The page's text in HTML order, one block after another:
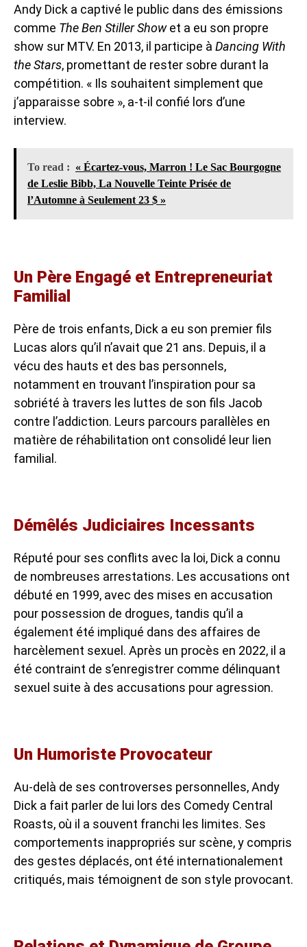
Andy Dick a captivé le public dans des émissions
comme The Ben Stiller Showet a eu son propre
show sur MTV. En 2013, il participe à Dancing With
the Stars, promettant de rester sobre durant la
compétition. « Ils souhaitent simplement que
j’apparaisse sobre », a-t-il confié lors d’une
interview.
To read : « Écartez-vous, Marron ! Le Sac Bourgogne
de Leslie Bibb, La Nouvelle Teinte Prisée de
l’Automne à Seulement 23 $ »
Un Père Engagé et Entrepreneuriat
Familial
Père de trois enfants, Dick a eu son premier fils
Lucas alors qu’il n’avait que 21 ans. Depuis, il a
vécu des hauts et des bas personnels,
notamment en trouvant l’inspiration pour sa
sobriété à travers les luttes de son fils Jacob
contre l’addiction. Leurs parcours parallèles en
matière de réhabilitation ont consolidé leur lien
familial.
Démêlés Judiciaires Incessants
Réputé pour ses conflits avec la loi, Dick a connu
de nombreuses arrestations. Les accusations ont
débuté en 1999, avec des mises en accusation
pour possession de drogues, tandis qu’il a
également été impliqué dans des affaires de
harcèlement sexuel. Après un procès en 2022, il a
été contraint de s’enregistrer comme délinquant
sexuel suite à des accusations pour agression.
Un Humoriste Provocateur
Au-delà de ses controverses personnelles, Andy
Dick a fait parler de lui lors des Comedy Central
Roasts, où il a souvent franchi les limites. Ses
comportements inappropriés sur scène, y compris
des gestes déplacés, ont été internationalement
critiqués, mais témoignent de son style provocant.